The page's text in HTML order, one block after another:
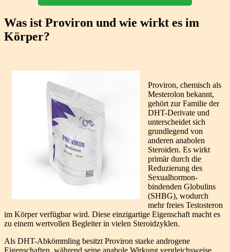
Was ist Proviron und wie wirkt es im
Körper?
Proviron, chemisch als
Mesterolon bekannt,
gehört zur Familie der
DHT-Derivate und
unterscheidet sich
grundlegend von
anderen anabolen
Steroiden. Es wirkt
primär durch die
Reduzierung des
Sexualhormon-
bindenden Globulins
(SHBG), wodurch
mehr freies Testosteron
im Körper verfügbar wird. Diese einzigartige Eigenschaft macht es
zu einem wertvollen Begleiter in vielen Steroidzyklen.
Als DHT-Abkömmling besitzt Proviron starke androgene
Eigenschaften, während seine anabole Wirkung vergleichsweise